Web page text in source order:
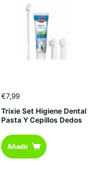
€7,99
Trixie Set Higiene Dental
Pasta Y Cepillos Dedos
Añadir